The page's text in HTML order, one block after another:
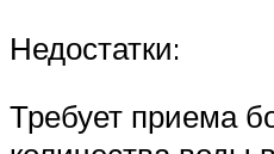
Недостатки:
Требует приема